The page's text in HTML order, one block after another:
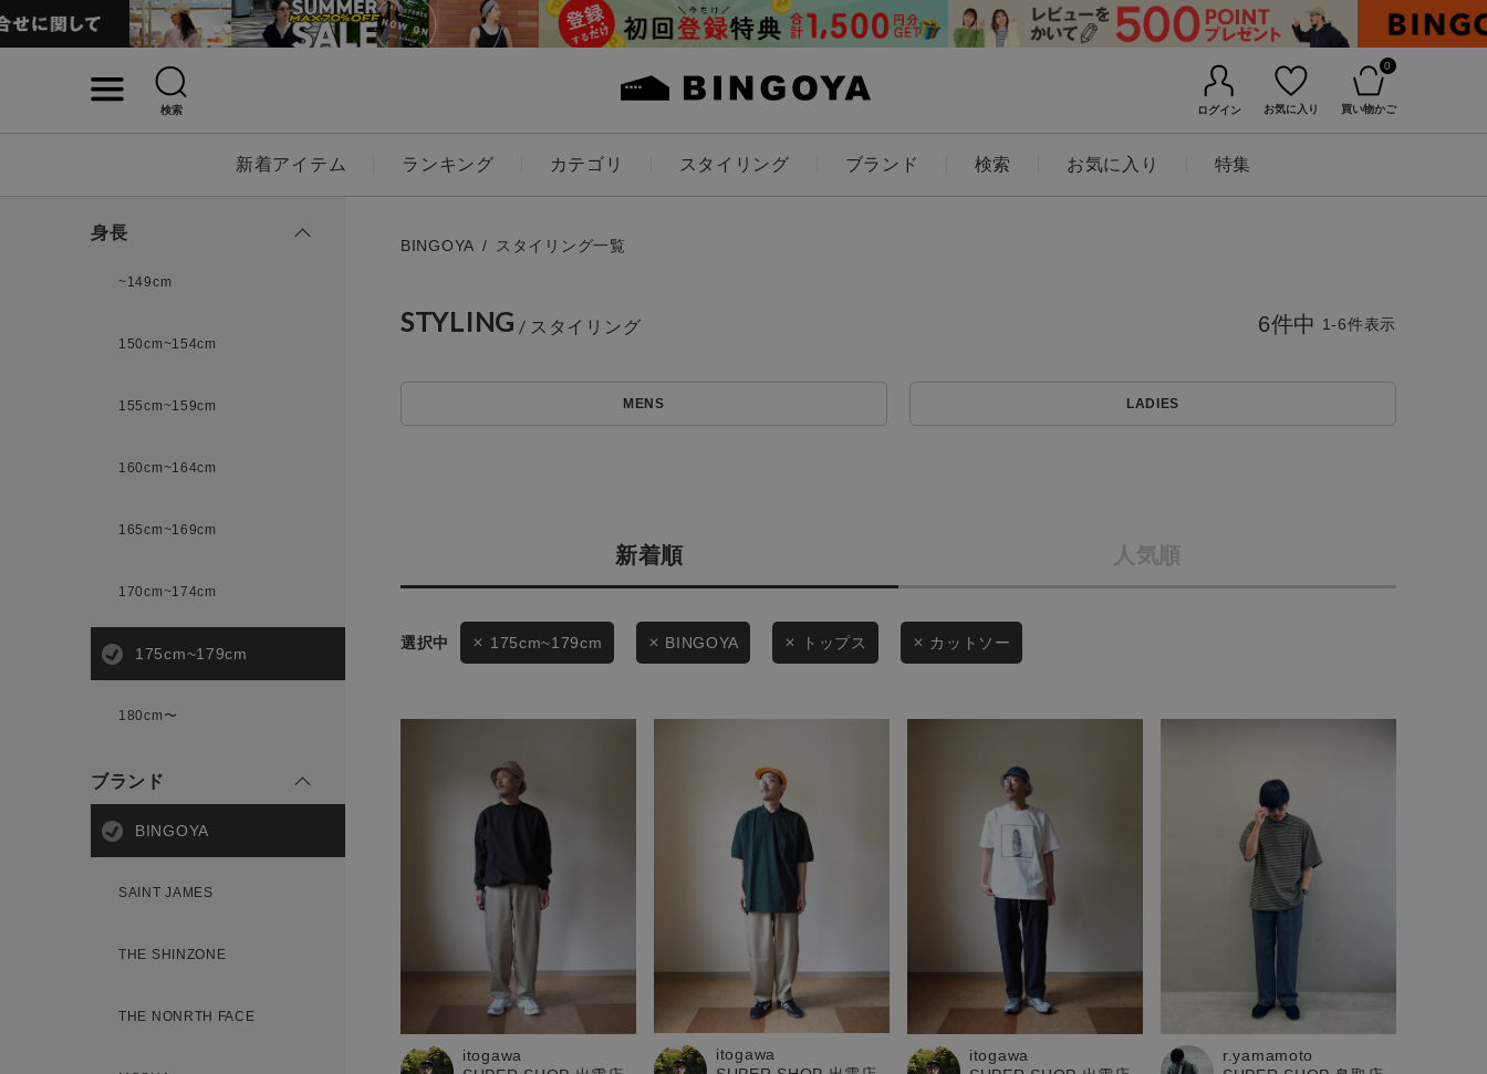
検索 ログイン お気に入り
0
買い物かご
新着アイテム ランキング カテゴリ スタイリング ブランド 検索 お気に入り 特集
ゲスト
ログイン / マイページ
スタイリングから探す
ブランドから探す
WEB限定アイテムを探す
採用情報
ギフトカード
ご利用ガイド
ギフトラッピング
お問い合わせ
無料公式アプリダウンロード
キーワード
LADIES KIDS
価格
セール価格
在庫
在庫なし含む
この条件で絞り込む
身長
~149cm
150cm~154cm
155cm~159cm
160cm~164cm
165cm~169cm
170cm~174cm
175cm~179cm
180cm〜
ブランド
BINGOYA
SAINT JAMES
THE SHINZONE
THE NONRTH FACE
BINGOYA スタイリング一覧
STYLING
MENS LADIES
新着順 人気順
6件中 1-6件表示
175cm~179cm BINGOYA トップス カットソー
itogawa
itogawa
itogawa
r.yamamoto